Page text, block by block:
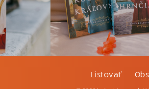
Listovať